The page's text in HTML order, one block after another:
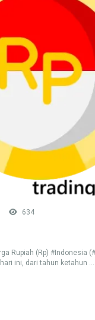
634
Rupiah (Rp) #Indonesia
ini, dari tahun ketahun ...